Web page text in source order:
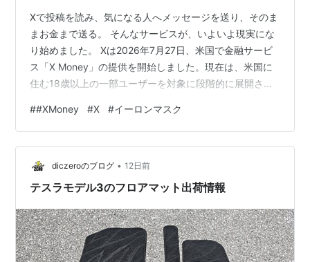
Xで投稿を読み、気になる人へメッセージを送り、そのま
まお金まで送る。 そんなサービスが、いよいよ現実にな
り始めました。 Xは2026年7月27日、米国で金融サービ
ス「X Money」の提供を開始しました。現在は、米国に
住む18歳以上の一部ユーザーを対象に段階的に展開され
どの有料会員が中心です。 これは、単にXへ送金ボタン
が追加されたという話ではありません。 これまで「情報
を見る場所」だったXが、お金を預け、送り、使う場所へ
変わろうとしているのです。 X Moneyでは何ができるの
か X Moneyには、銀行口座や決済アプリに近い…
##XMoney #X #イーロンマスク
diczeroのブログ • 12日前
テスラモデル3のフロアマット出荷情報